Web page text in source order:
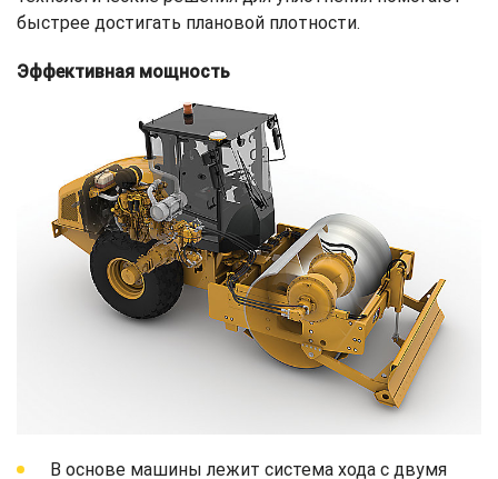
быстрее достигать плановой плотности.
Эффективная мощность
В основе машины лежит система хода с двумя